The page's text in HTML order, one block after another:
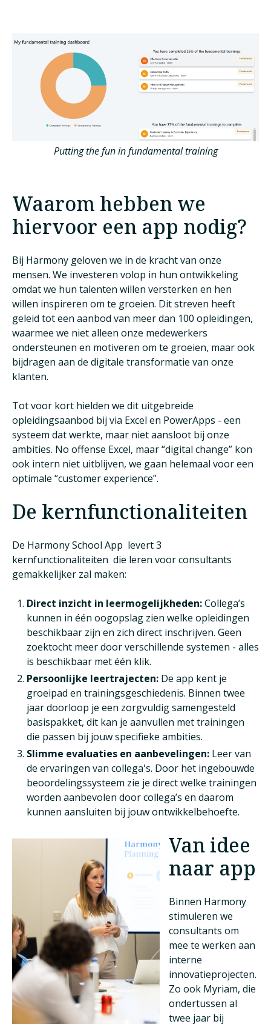
Putting the fun in fundamental training
Waarom hebben we
hiervoor een app nodig?
Bij Harmony geloven we in de kracht van onze
mensen. We investeren volop in hun ontwikkeling
omdat we hun talenten willen versterken en hen
willen inspireren om te groeien. Dit streven heeft
geleid tot een aanbod van meer dan 100 opleidingen,
waarmee we niet alleen onze medewerkers
ondersteunen en motiveren om te groeien, maar ook
bijdragen aan de digitale transformatie van onze
klanten.
Tot voor kort hielden we dit uitgebreide
opleidingsaanbod bij via Excel en PowerApps - een
systeem dat werkte, maar niet aansloot bij onze
ambities. No offense Excel, maar “digital change” kon
ook intern niet uitblijven, we gaan helemaal voor een
optimale “customer experience”.
De kernfunctionaliteiten
De Harmony School App levert 3
kernfunctionaliteiten die leren voor consultants
gemakkelijker zal maken:
Direct inzicht in leermogelijkheden:Collega’s
kunnen in één oogopslag zien welke opleidingen
beschikbaar zijn en zich direct inschrijven. Geen
zoektocht meer door verschillende systemen - alles
is beschikbaar met één klik.
Persoonlijke leertrajecten: De app kent je
groeipad en trainingsgeschiedenis. Binnen twee
jaar doorloop je een zorgvuldig samengesteld
basispakket, dit kan je aanvullen met trainingen
die passen bij jouw specifieke ambities.
Slimme evaluaties en aanbevelingen: Leer van
de ervaringen van collega's. Door het ingebouwde
beoordelingssysteem zie je direct welke trainingen
worden aanbevolen door collega’s en daarom
kunnen aansluiten bij jouw ontwikkelbehoefte.
Van idee
naar app
Binnen Harmony
stimuleren we
consultants om
mee te werken aan
interne
innovatieprojecten.
Zo ook Myriam, die
ondertussen al
twee jaar bij